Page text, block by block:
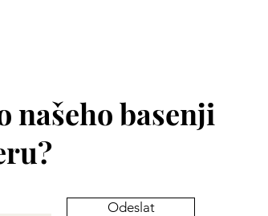
našeho basenji
Odeslat